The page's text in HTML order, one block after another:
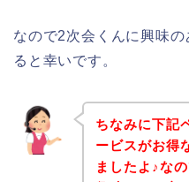
なので2次会くんに興味
ると幸いです。
ちなみに下記
ービスがお得
ましたよ♪な